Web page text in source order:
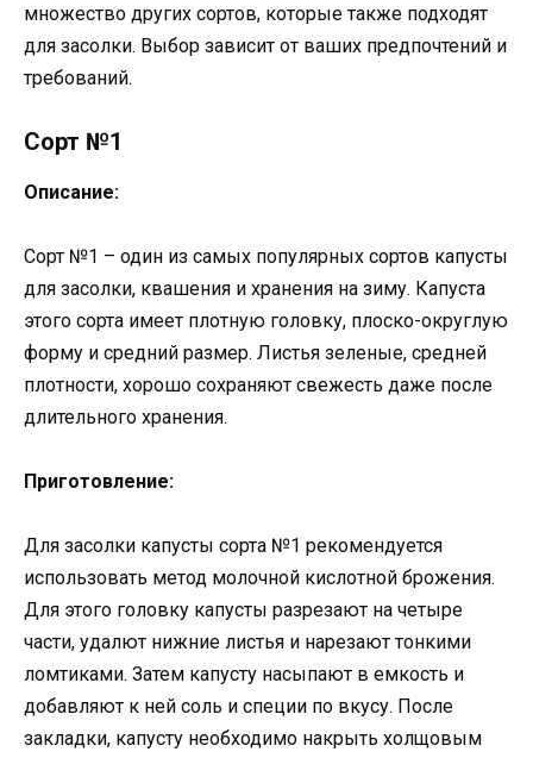
множество других сортов, которые также подходят
для засолки. Выбор зависит от ваших предпочтений и
требований.
Сорт №1
Описание:
Сорт №1 – один из самых популярных сортов капусты
для засолки, квашения и хранения на зиму. Капуста
этого сорта имеет плотную головку, плоско-округлую
форму и средний размер. Листья зеленые, средней
плотности, хорошо сохраняют свежесть даже после
длительного хранения.
Приготовление:
Для засолки капусты сорта №1 рекомендуется
использовать метод молочной кислотной брожения.
Для этого головку капусты разрезают на четыре
части, удалют нижние листья и нарезают тонкими
ломтиками. Затем капусту насыпают в емкость и
добавляют к ней соль и специи по вкусу. После
закладки, капусту необходимо накрыть холщовым